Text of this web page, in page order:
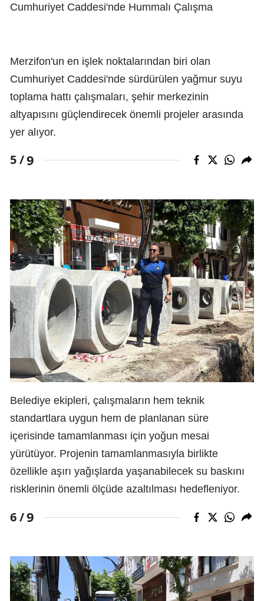
Cumhuriyet Caddesi'nde Hummalı Çalışma
Merzifon'un en işlek noktalarından biri olan
Cumhuriyet Caddesi'nde sürdürülen yağmur suyu
toplama hattı çalışmaları, şehir merkezinin
altyapısını güçlendirecek önemli projeler arasında
yer alıyor.
5 /9
Belediye ekipleri, çalışmaların hem teknik
standartlara uygun hem de planlanan süre
içerisinde tamamlanması için yoğun mesai
yürütüyor. Projenin tamamlanmasıyla birlikte
özellikle aşırı yağışlarda yaşanabilecek su baskını
risklerinin önemli ölçüde azaltılması hedefleniyor.
6 /9